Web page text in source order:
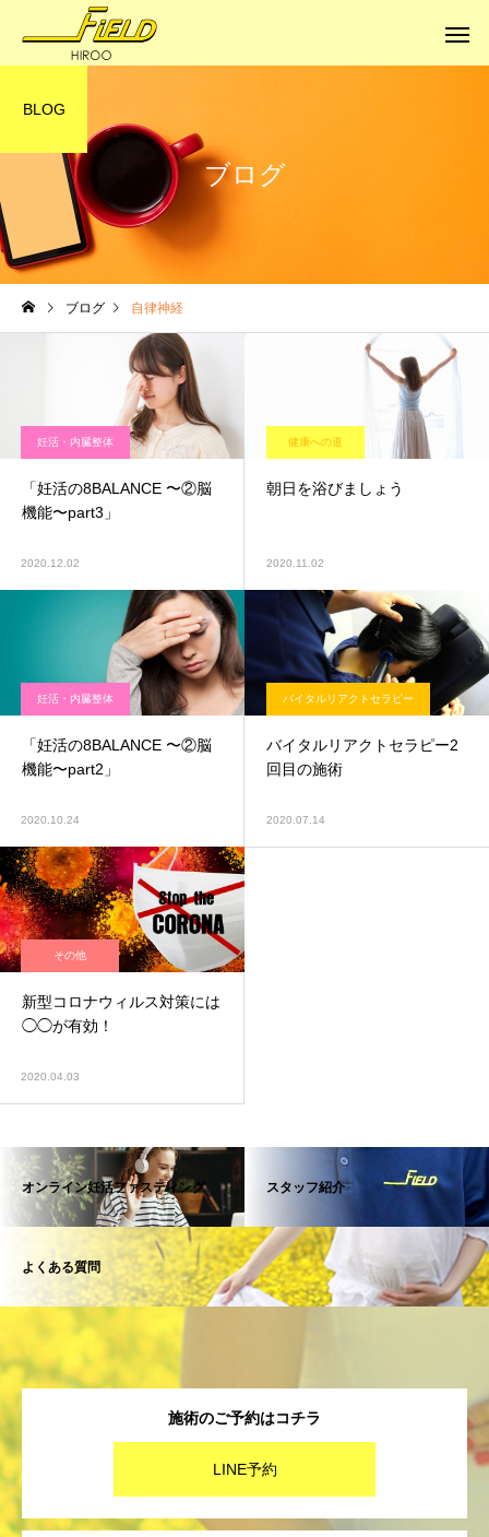
体はサビていく 本当の健康に
ブログ
BLOG
ブログ 自律神経
妊活・内臓整体
「妊活の8BALANCE 〜②脳
機能〜part3」
2020.12.02
健康への道
朝日を浴びましょう
2020.11.02
妊活・内臓整体
「妊活の8BALANCE 〜②脳
機能〜part2」
2020.10.24
バイタルリアクトセラピー
バイタルリアクトセラピー2
回目の施術
2020.07.14
その他
新型コロナウィルス対策には
◯◯が有効！
2020.04.03
オンライン妊活ファスティング スタッフ紹介
よくある質問
施術のご予約はコチラ
LINE予約